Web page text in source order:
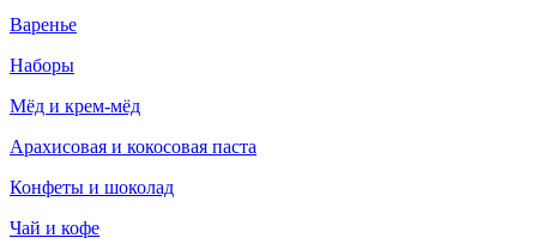
Варенье
Наборы
Мёд и крем-мёд
Арахисовая и кокосовая паста
Конфеты и шоколад
Чай и кофе